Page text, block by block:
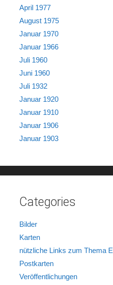
April 1977
August 1975
Januar 1970
Januar 1966
Juli 1960
Juni 1960
Juli 1932
Januar 1920
Januar 1910
Januar 1906
Januar 1903
Categories
Bilder
Karten
nützliche Links zum Thema
Postkarten
Veröffentlichungen